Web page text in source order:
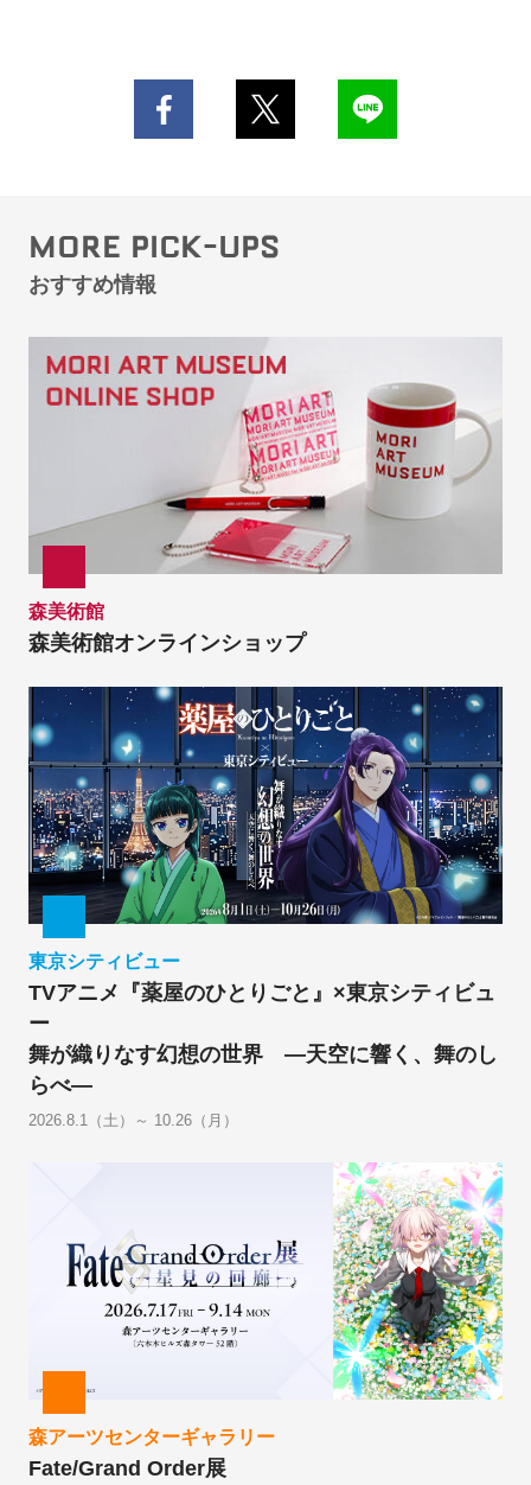
MORE PICK-UPS
おすすめ情報
森美術館
森美術館オンラインショップ
東京シティビュー
TVアニメ『薬屋のひとりごと』×東京シティビュ
ー
舞が織りなす幻想の世界 ―天空に響く、舞のし
らべ―
2026.8.1（土）～ 10.26（月）
森アーツセンターギャラリー
Fate/Grand Order展